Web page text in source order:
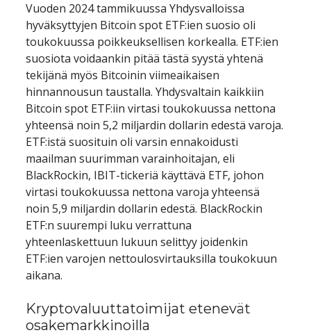
Vuoden 2024 tammikuussa Yhdysvalloissa
hyväksyttyjen Bitcoin spot ETF:ien suosio oli
toukokuussa poikkeuksellisen korkealla. ETF:ien
suosiota voidaankin pitää tästä syystä yhtenä
tekijänä myös Bitcoinin viimeaikaisen
hinnannousun taustalla. Yhdysvaltain kaikkiin
Bitcoin spot ETF:iin virtasi toukokuussa nettona
yhteensä noin 5,2 miljardin dollarin edestä varoja.
ETF:istä suosituin oli varsin ennakoidusti
maailman suurimman varainhoitajan, eli
BlackRockin, IBIT-tickeriä käyttävä ETF, johon
virtasi toukokuussa nettona varoja yhteensä
noin 5,9 miljardin dollarin edestä. BlackRockin
ETF:n suurempi luku verrattuna
yhteenlaskettuun lukuun selittyy joidenkin
ETF:ien varojen nettoulosvirtauksilla toukokuun
aikana.
Kryptovaluuttatoimijat etenevät
osakemarkkinoilla